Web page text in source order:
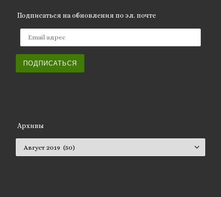
Подписаться на обновления по эл. почте
ПОДПИСАТЬСЯ
Архивы